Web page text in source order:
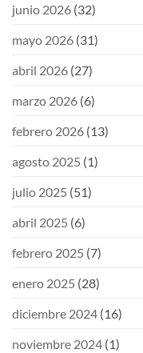
junio 2026 (32)
mayo 2026 (31)
abril 2026 (27)
marzo 2026 (6)
febrero 2026 (13)
agosto 2025 (1)
julio 2025 (51)
abril 2025 (6)
febrero 2025 (7)
enero 2025 (28)
diciembre 2024 (16)
noviembre 2024 (1)